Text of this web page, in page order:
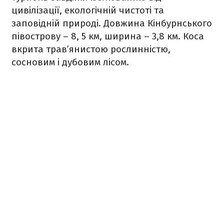
цивілізації, екологічній чистоті та
заповідній природі. Довжина Кінбурнського
півострову – 8, 5 км, ширина – 3,8 км. Коса
вкрита трав’янистою рослинністю,
сосновим і дубовим лісом.